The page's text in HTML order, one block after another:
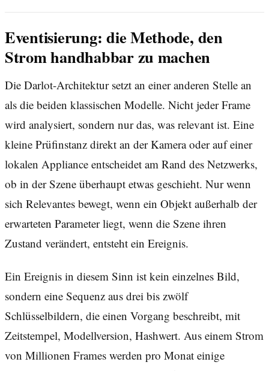
Eventisierung: die Methode, den
Strom handhabbar zu machen
Die Darlot-Architektur setzt an einer anderen Stelle an
als die beiden klassischen Modelle. Nicht jeder Frame
wird analysiert, sondern nur das, was relevant ist. Eine
kleine Prüfinstanz direkt an der Kamera oder auf einer
lokalen Appliance entscheidet am Rand des Netzwerks,
ob in der Szene überhaupt etwas geschieht. Nur wenn
sich Relevantes bewegt, wenn ein Objekt außerhalb der
erwarteten Parameter liegt, wenn die Szene ihren
Zustand verändert, entsteht ein Ereignis.
Ein Ereignis in diesem Sinn ist kein einzelnes Bild,
sondern eine Sequenz aus drei bis zwölf
Schlüsselbildern, die einen Vorgang beschreibt, mit
Zeitstempel, Modellversion, Hashwert. Aus einem Strom
von Millionen Frames werden pro Monat einige